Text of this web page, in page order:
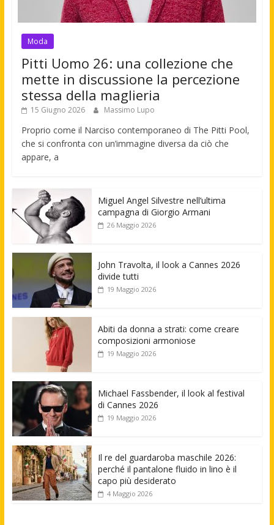
Moda
Pitti Uomo 26: una collezione che
mette in discussione la percezione
stessa della maglieria
15 Giugno 2026 Massimo Lupo
Proprio come il Narciso contemporaneo di The Pitti Pool,
che si confronta con un’immagine diversa da ciò che
appare, a
Miguel Angel Silvestre nell’ultima
campagna di Giorgio Armani
26 Maggio 2026
John Travolta, il look a Cannes 2026
divide tutti
19 Maggio 2026
Abiti da donna a strati: come creare
composizioni armoniose
19 Maggio 2026
Michael Fassbender, il look al festival
di Cannes 2026
19 Maggio 2026
Il re del guardaroba maschile 2026:
perché il pantalone fluido in lino è il
capo più desiderato
4 Maggio 2026